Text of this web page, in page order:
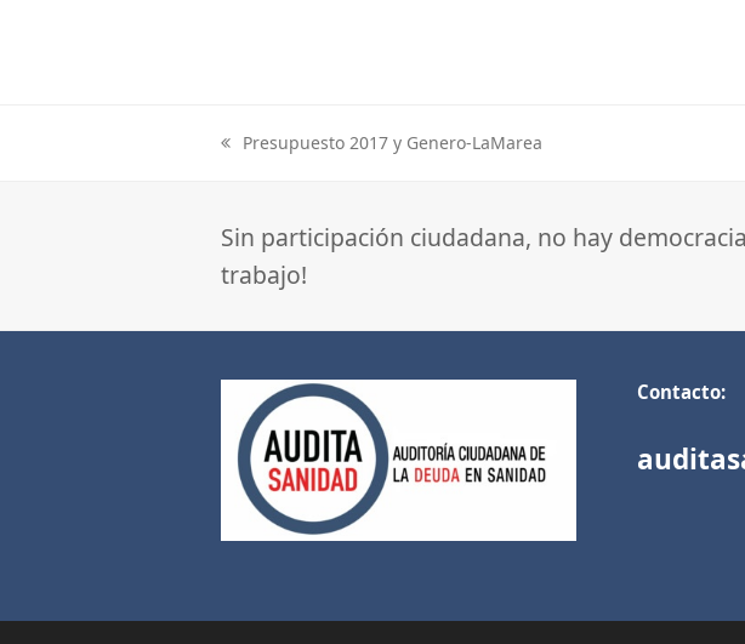
previous
Presupuesto 2017 y Genero-LaMarea
Sin participación ciudadana, no hay
trabajo!
Contacto: